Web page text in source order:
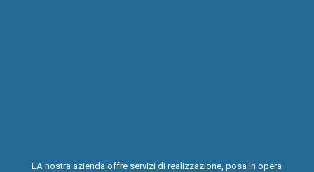
LA nostra azienda offre servizi di realizzazione, posa in opera